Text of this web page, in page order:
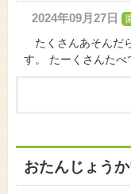
2024年09月27日
たくさんあそんだ
す。 たーくさんたべ
おたんじょうか